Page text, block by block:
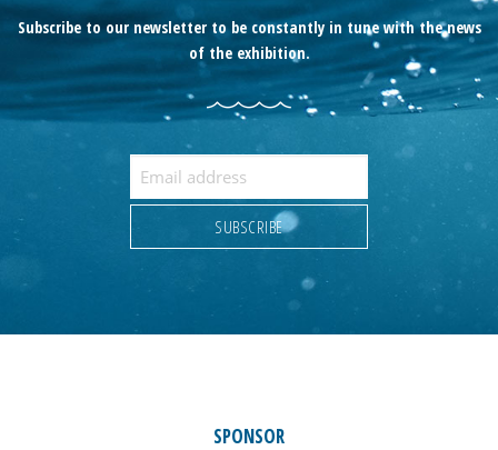
Subscribe to our newsletter to be constantly in tune with the news
of the exhibition.
SPONSOR